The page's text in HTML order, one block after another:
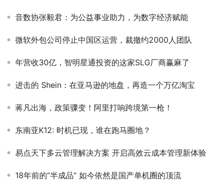
音数协张毅君：为公益事业助力，为数字经济赋能
微软外包公司停止中国区运营，裁撤约2000人团队
年营收30亿，智明星通投资的这家SLG厂商赢麻了
进击的 Shein：在亚马逊的地盘，再造一个万亿淘宝
蒋凡出海，政策骤变！阿里打响跨境第一枪！
东南亚K12: 时机已现，谁在跑马圈地？
易点天下多云管理解决方案 开启高效云成本管理新体验
18年前的“半成品” 如今依然是国产单机圈的顶流